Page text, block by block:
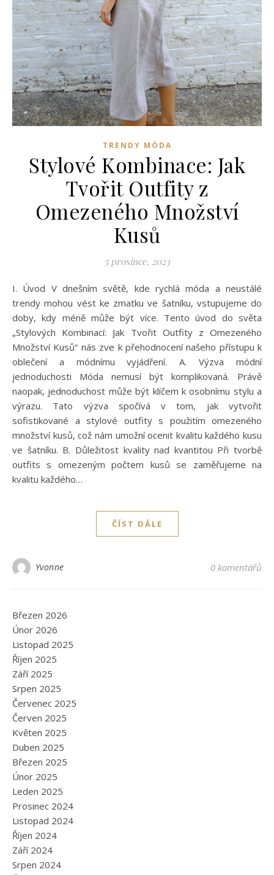
TRENDY MÓDA
Stylové Kombinace: Jak
Tvořit Outfity z
Omezeného Množství
Kusů
5 prosince, 2023
I. Úvod V dnešním světě, kde rychlá móda a neustálé
trendy mohou vést ke zmatku ve šatníku, vstupujeme do
doby, kdy méně může být více. Tento úvod do světa
„Stylových Kombinací: Jak Tvořit Outfity z Omezeného
Množství Kusů“ nás zve k přehodnocení našeho přístupu k
oblečení a módnímu vyjádření. A. Výzva módní
jednoduchosti Móda nemusí být komplikovaná. Právě
naopak, jednoduchost může být klíčem k osobnímu stylu a
výrazu. Tato výzva spočívá v tom, jak vytvořit
sofistikované a stylové outfity s použitím omezeného
množství kusů, což nám umožní ocenit kvalitu každého kusu
ve šatníku. B. Důležitost kvality nad kvantitou Při tvorbě
outfits s omezeným počtem kusů se zaměřujeme na
kvalitu každého…
ČÍST DÁLE
Yvonne 0 komentářů
Březen 2026
Únor 2026
Listopad 2025
Říjen 2025
Září 2025
Srpen 2025
Červenec 2025
Červen 2025
Květen 2025
Duben 2025
Březen 2025
Únor 2025
Leden 2025
Prosinec 2024
Listopad 2024
Říjen 2024
Září 2024
Srpen 2024